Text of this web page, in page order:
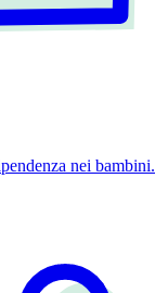
nei bambini.